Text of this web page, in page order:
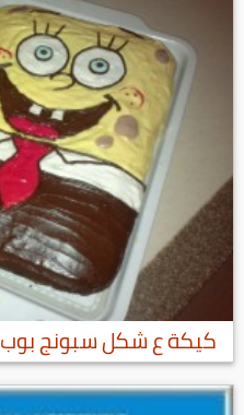
كيكة ع شكل سبونج بوب